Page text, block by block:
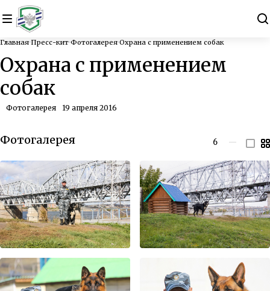
Главная Пресс-кит Фотогалерея Охрана с применением собак
Охрана с применением
собак
Фотогалерея 19 апреля 2016
Фотогалерея 6 —